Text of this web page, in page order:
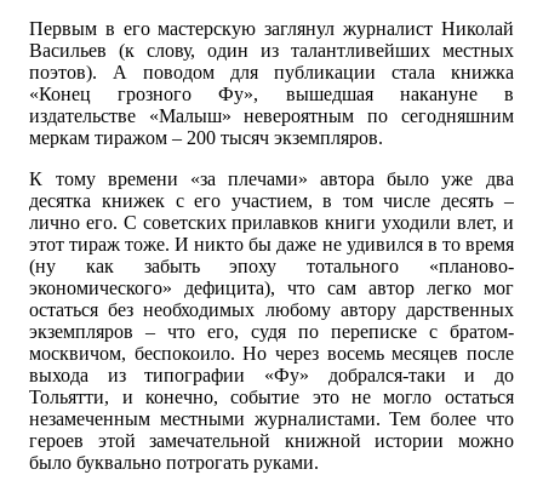
Первым в его мастерскую заглянул журналист Николай
Васильев (к слову, один из талантливейших местных
поэтов). А поводом для публикации стала книжка
«Конец грозного Фу», вышедшая накануне в
издательстве «Малыш» невероятным по сегодняшним
меркам тиражом – 200 тысяч экземпляров.
К тому времени «за плечами» автора было уже два
десятка книжек с его участием, в том числе десять –
лично его. С советских прилавков книги уходили влет, и
этот тираж тоже. И никто бы даже не удивился в то время
(ну как забыть эпоху тотального «планово-
экономического» дефицита), что сам автор легко мог
остаться без необходимых любому автору дарственных
экземпляров – что его, судя по переписке с братом-
москвичом, беспокоило. Но через восемь месяцев после
выхода из типографии «Фу» добрался-таки и до
Тольятти, и конечно, событие это не могло остаться
незамеченным местными журналистами. Тем более что
героев этой замечательной книжной истории можно
было буквально потрогать руками.